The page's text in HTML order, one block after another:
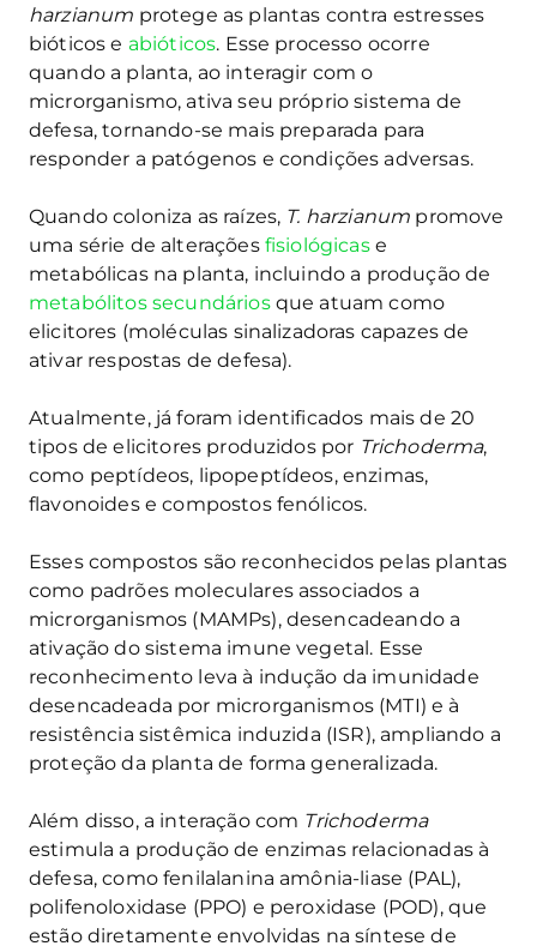
harzianum protege as plantas contra estresses
bióticos e abióticos. Esse processo ocorre
quando a planta, ao interagir com o
microrganismo, ativa seu próprio sistema de
defesa, tornando-se mais preparada para
responder a patógenos e condições adversas.
Quando coloniza as raízes, T. harzianum promove
uma série de alterações fisiológicase
metabólicas na planta, incluindo a produção de
metabólitos secundáriosque atuam como
elicitores (moléculas sinalizadoras capazes de
ativar respostas de defesa).
Atualmente, já foram identificados mais de 20
tipos de elicitores produzidos por Trichoderma,
como peptídeos, lipopeptídeos, enzimas,
flavonoides e compostos fenólicos.
Esses compostos são reconhecidos pelas plantas
como padrões moleculares associados a
microrganismos (MAMPs), desencadeando a
ativação do sistema imune vegetal. Esse
reconhecimento leva à indução da imunidade
desencadeada por microrganismos (MTI) e à
resistência sistêmica induzida (ISR), ampliando a
proteção da planta de forma generalizada.
Além disso, a interação com Trichoderma
estimula a produção de enzimas relacionadas à
defesa, como fenilalanina amônia-liase (PAL),
polifenoloxidase (PPO) e peroxidase (POD), que
estão diretamente envolvidas na síntese de